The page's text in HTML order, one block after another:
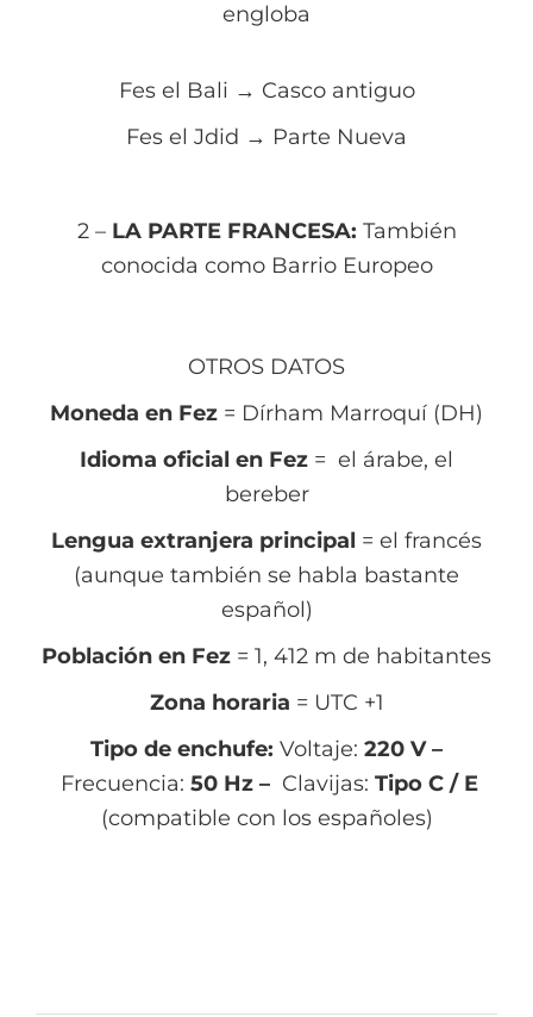
engloba
Fes el Bali → Casco antiguo
Fes el Jdid → Parte Nueva
2 – LA PARTE FRANCESA: También
conocida como Barrio Europeo
OTROS DATOS
Moneda en Fez = Dírham Marroquí (DH)
Idioma oficial en Fez = el árabe, el
bereber
Lengua extranjera principal = el francés
(aunque también se habla bastante
español)
Población en Fez = 1, 412 m de habitantes
Zona horaria = UTC +1
Tipo de enchufe: Voltaje: 220 V –
Frecuencia: 50 Hz – Clavijas: Tipo C / E
(compatible con los españoles)